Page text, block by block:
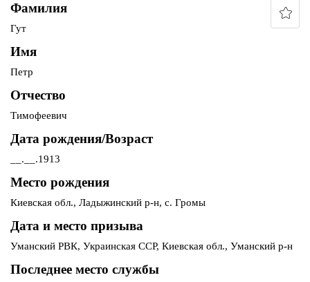
Фамилия
Гут
Имя
Петр
Отчество
Тимофеевич
Дата рождения/Возраст
__.__.1913
Место рождения
Киевская обл., Ладыжинский р-н, с. Громы
Дата и место призыва
Уманский РВК, Украинская ССР, Киевская обл., Уманский р-н
Последнее место службы